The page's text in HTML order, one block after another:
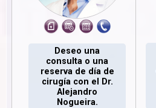
Deseo una
consulta o una
reserva de día de
cirugía con el Dr.
Alejandro
Nogueira.